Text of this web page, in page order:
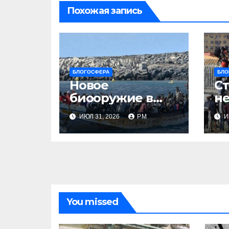
Похожая запись
БЛОГОСФЕРА
Новое
биооружие в
Сеуте
ИЮЛ 31, 2026 РМ
You missed